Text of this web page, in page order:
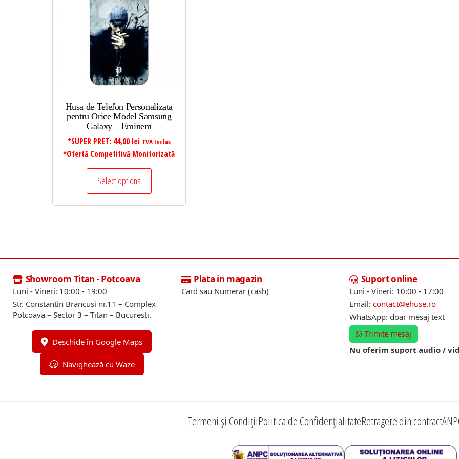
Husa de Telefon Personalizata
pentru Orice Model Samsung
Galaxy – Eminem
*SUPER PRET: 44,00 lei TVA Inclus
*Ofertă Competitivă Monitorizată
Select options
Showroom Titan - Potcoava
Luni - Vineri: 10:00 - 19:00
Str. Constantin Brancusi nr.11 – Complex
Potcoava – Sector 3 – Titan – Bucuresti.
Deschide în Google Maps
Navighează cu Waze
Plata in magazin
Card sau Numerar (cash)
Suport online
Luni - Vineri: 10:00 - 17:00
Email: contact@ehuse.ro
WhatsApp: doar mesaj text
Trimite mesaj
Nu oferim suport audio /
Termeni și CondițiiPolitica de ConfidențialitateRetragere din contract